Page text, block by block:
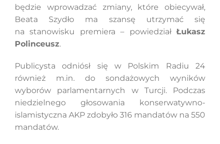
będzie wprowadzać zmiany, które obiecywał,
Beata Szydło ma szansę utrzymać się
na stanowisku premiera – powiedział Łukasz
Polinceusz.
Publicysta odniósł się w Polskim Radiu 24
również m.in. do sondażowych wyników
wyborów parlamentarnych w Turcji. Podczas
niedzielnego głosowania konserwatywno-
islamistyczna AKP zdobyło 316 mandatów na 550
mandatów.